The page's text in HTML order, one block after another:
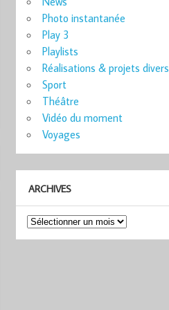
Photo instantanée
Play 3
Playlists
Réalisations & projets divers
Sport
Théâtre
Vidéo du moment
Voyages
ARCHIVES
Archives